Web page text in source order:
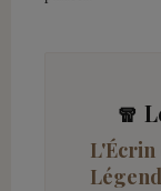
🧣
L'Écrin